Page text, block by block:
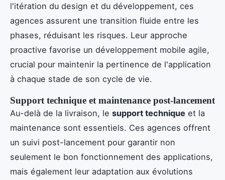
l'itération du design et du développement, ces
agences assurent une transition fluide entre les
phases, réduisant les risques. Leur approche
proactive favorise un développement mobile agile,
crucial pour maintenir la pertinence de l'application
à chaque stade de son cycle de vie.
Support technique et maintenance post-lancement
Au-delà de la livraison, le support technique et la
maintenance sont essentiels. Ces agences offrent
un suivi post-lancement pour garantir non
seulement le bon fonctionnement des applications,
mais également leur adaptation aux évolutions